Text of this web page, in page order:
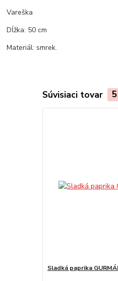
Vareška
Dĺžka: 50 cm
Materiál: smrek.
Súvisiaci tovar
Sladká paprika